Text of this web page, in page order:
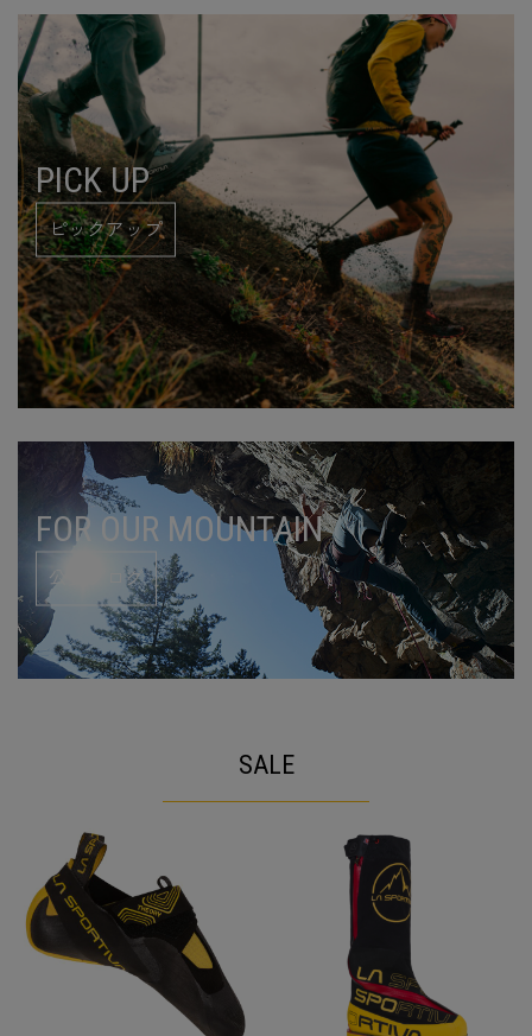
PICK UP
ピックアップ
FOR OUR MOUNTAIN
公式ブログ
SALE